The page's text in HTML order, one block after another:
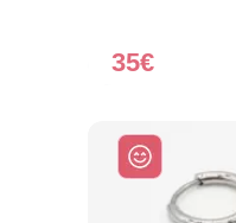
35€